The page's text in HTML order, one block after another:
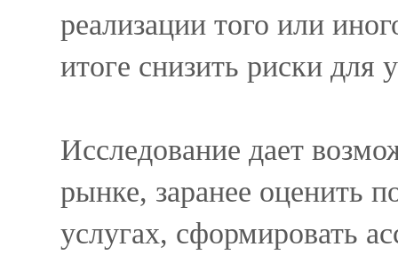
реализации того или
итоге снизить риски для
Исследование дает
рынке, заранее оценить
услугах, сформировать